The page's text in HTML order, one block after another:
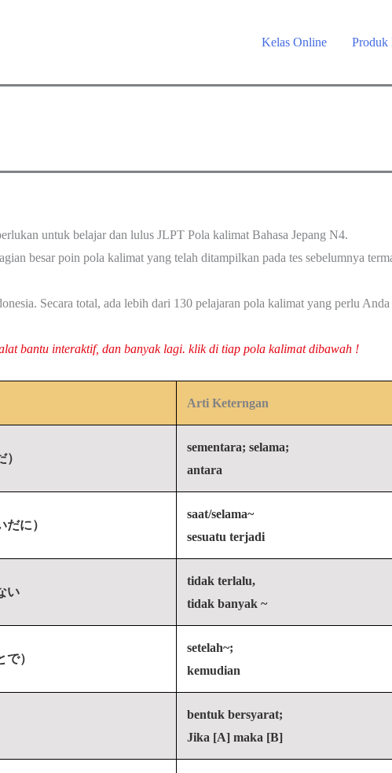
Kelas Online Produk
untuk belajar dan lulus JLPT Pola kalimat Bahasa Jepang N4.
besar poin pola kalimat yang telah ditampilkan pada tes sebelumnya
Secara total, ada lebih dari 130 pelajaran pola kalimat yang perlu
bantu interaktif, dan banyak lagi. klik di tiap pola kalimat dibawah !
Arti Keterngan
sementara; selama;
antara
だに）
saat/selama~
sesuatu terjadi
い
tidak terlalu,
tidak banyak ~
）
setelah~;
kemudian
bentuk bersyarat;
Jika [A] maka [B]